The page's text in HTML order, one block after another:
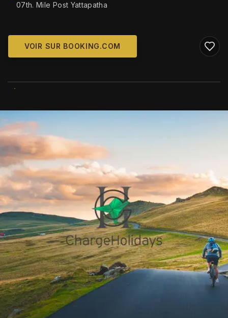
07th. Mile Post Yattapatha
VOIR SUR BOOKING.COM